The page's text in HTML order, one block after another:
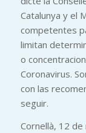
Catalunya y el
competentes
limitan
o
Coronavirus.
con las
seguir.
Cornellà, 12